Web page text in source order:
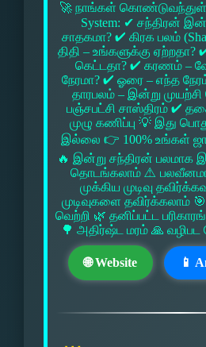
🚀 நாங்கள் கொண்டுவந்துள்ள
System: ✔ சந்திரன்
சாதகமா? ✔ கிரக பலம்
திதி – உங்களுக்கு
கெட்டதா? ✔ கரணம் –
நேரமா? ✔ ஓரை – எந்த
தாரபலம் – இன்று
பஞ்சபட்சி சாஸ்திரம் ✔
முழு கணிப்பு 💡 இது
இல்லை 👉 100% உங்கள்
🔥 இன்று சந்திரன் பலமாக
தொடங்கலாம் ⚠
முக்கிய முடிவு
முடிவுகளை தவிர்க்கலாம்
வெற்றி 🌿 தனிப்பட்ட
🌳 அதிர்ஷ்ட மரம் 🙏
🌐 Website 📱